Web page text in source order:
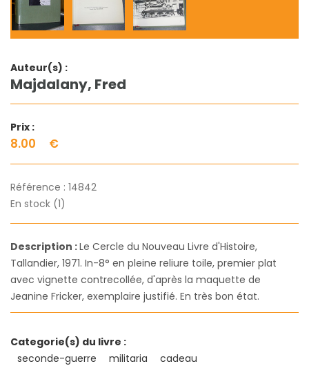
Auteur(s) :
Majdalany, Fred
Prix :
8.00 €
Référence : 14842
En stock (1)
Description :Le Cercle du Nouveau Livre d'Histoire,
Tallandier, 1971. In-8° en pleine reliure toile, premier plat
avec vignette contrecollée, d'après la maquette de
Jeanine Fricker, exemplaire justifié. En très bon état.
Categorie(s) du livre :
seconde-guerre
militaria cadeau